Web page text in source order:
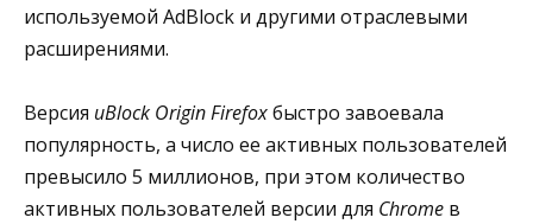
используемой AdBlock и другими отраслевыми
расширениями.
Версия uBlock Origin Firefoxбыстро завоевала
популярность, а число ее активных пользователей
превысило 5 миллионов, при этом количество
активных пользователей версии для Chrome в